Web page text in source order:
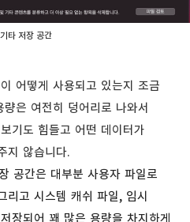
타 저장 공간
어떻게 사용되고 있는지 조금
은 여전히 덩어리로 나와서
기도 힘들고 어떤 데이터가
지 않습니다.
공간은 대부분 사용자 파일로
리고 시스템 캐쉬 파일, 임시
장되어 꽤 많은 용량을 차지하게